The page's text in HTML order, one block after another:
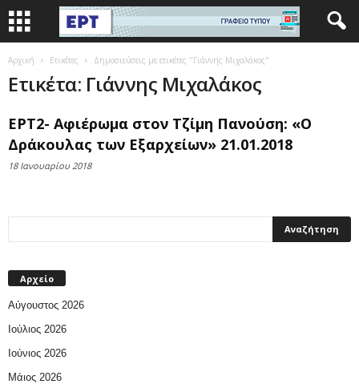
Αρχική Ετικέτες Δημοσιεύσεις με ετικέτες "Γιάννης Μιχαλάκος"
Ετικέτα: Γιάννης Μιχαλάκος
ΕΡΤ2- Αφιέρωμα στον Τζίμη Πανούση: «Ο
Δράκουλας των Εξαρχείων» 21.01.2018
18 Ιανουαρίου 2018
Αρχείο
Αύγουστος 2026
Ιούλιος 2026
Ιούνιος 2026
Μάιος 2026